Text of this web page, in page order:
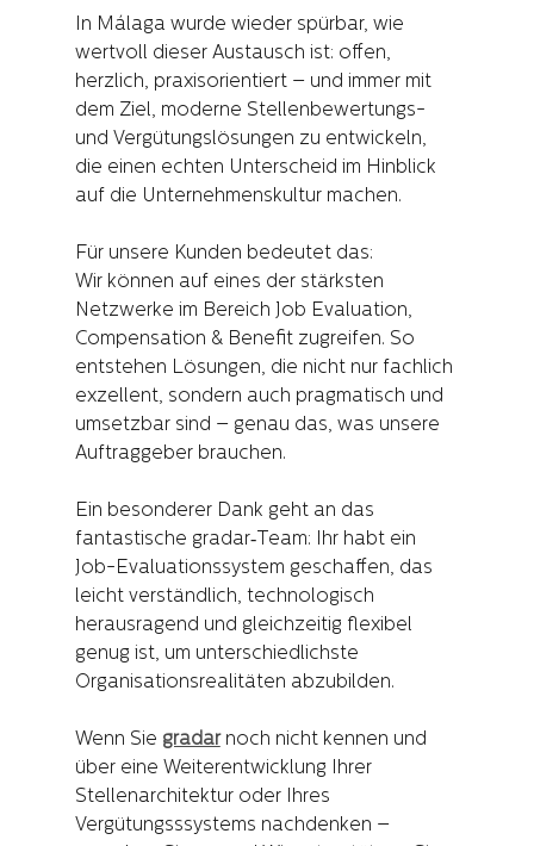
In Málaga wurde wieder spürbar, wie
wertvoll dieser Austausch ist: offen,
herzlich, praxisorientiert – und immer mit
dem Ziel, moderne Stellenbewertungs-
und Vergütungslösungen zu entwickeln,
die einen echten Unterscheid im Hinblick
auf die Unternehmenskultur machen.
Für unsere Kunden bedeutet das:
Wir können auf eines der stärksten
Netzwerke im Bereich Job Evaluation,
Compensation & Benefit zugreifen. So
entstehen Lösungen, die nicht nur fachlich
exzellent, sondern auch pragmatisch und
umsetzbar sind – genau das, was unsere
Auftraggeber brauchen.
Ein besonderer Dank geht an das
fantastische gradar‑Team: Ihr habt ein
Job-Evaluationssystem geschaffen, das
leicht verständlich, technologisch
herausragend und gleichzeitig flexibel
genug ist, um unterschiedlichste
Organisationsrealitäten abzubilden.
Wenn Sie gradar noch nicht kennen und
über eine Weiterentwicklung Ihrer
Stellenarchitektur oder Ihres
Vergütungsssystems nachdenken –